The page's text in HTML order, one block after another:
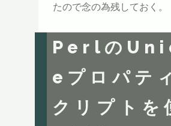
たので念の為残しておく。
Perlの
eプロパテ
クリプトを